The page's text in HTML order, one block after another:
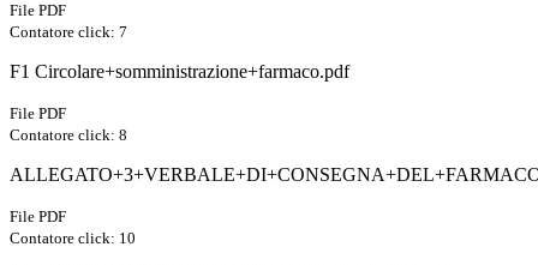
File PDF
Contatore click: 7
F1 Circolare+somministrazione+farmaco.pdf
File PDF
Contatore click: 8
File PDF
Contatore click: 10